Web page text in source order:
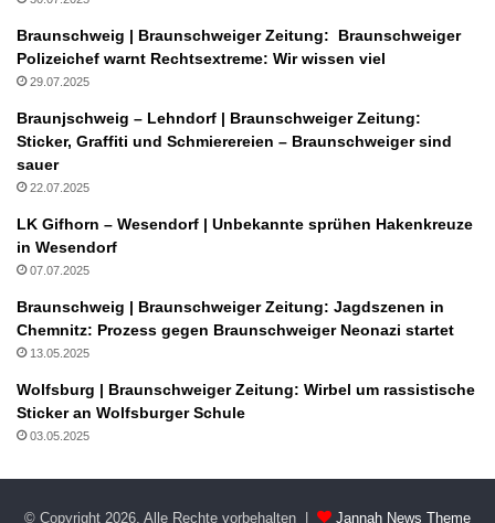
Braunschweig | Braunschweiger Zeitung: Braunschweiger
Polizeichef warnt Rechtsextreme: Wir wissen viel
29.07.2025
Braunjschweig – Lehndorf | Braunschweiger Zeitung:
Sticker, Graffiti und Schmierereien – Braunschweiger sind
sauer
22.07.2025
LK Gifhorn – Wesendorf | Unbekannte sprühen Hakenkreuze
in Wesendorf
07.07.2025
Braunschweig | Braunschweiger Zeitung: Jagdszenen in
Chemnitz: Prozess gegen Braunschweiger Neonazi startet
13.05.2025
Wolfsburg | Braunschweiger Zeitung: Wirbel um rassistische
Sticker an Wolfsburger Schule
03.05.2025
© Copyright 2026, Alle Rechte vorbehalten | Jannah News Theme